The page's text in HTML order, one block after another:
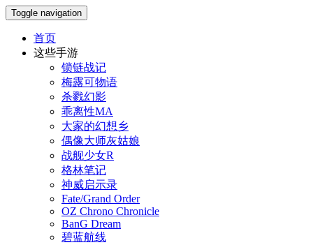
Toggle navigation
首页
这些手游
锁链战记
梅露可物语
杀戮幻影
乖离性MA
大家的幻想乡
偶像大师灰姑娘
战舰少女R
格林笔记
神威启示录
Fate/Grand Order
OZ Chrono Chronicle
BanG Dream
碧蓝航线